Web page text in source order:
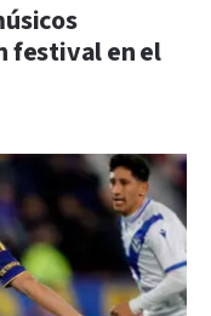
festival en el